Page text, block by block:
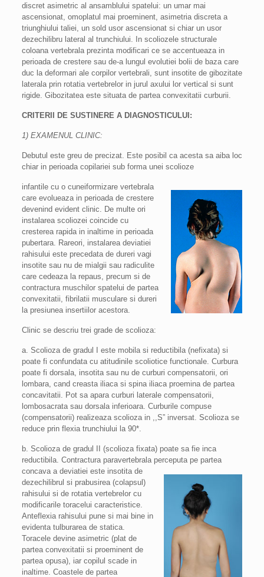
discret asimetric al ansamblului spatelui: un umar mai
ascensionat, omoplatul mai proeminent, asimetria discreta a
triunghiului taliei, un sold usor ascensionat si chiar un usor
dezechilibru lateral al trunchiului. In scoliozele structurale
coloana vertebrala prezinta modificari ce se accentueaza in
perioada de crestere sau de-a lungul evolutiei bolii de baza care
duc la deformari ale corpilor vertebrali, sunt insotite de gibozitate
laterala prin rotatia vertebrelor in jurul axului lor vertical si sunt
rigide. Gibozitatea este situata de partea convexitatii curburii.
CRITERII DE SUSTINERE A DIAGNOSTICULUI:
1) EXAMENUL CLINIC:
Debutul este greu de precizat. Este posibil ca acesta sa aiba loc
chiar in perioada copilariei sub forma unei scolioze
infantile cu o cuneiformizare vertebrala
care evolueaza in perioada de crestere
devenind evident clinic. De multe ori
instalarea scoliozei coincide cu
cresterea rapida in inaltime in perioada
pubertara. Rareori, instalarea deviatiei
rahisului este precedata de dureri vagi
insotite sau nu de mialgii sau radiculite
care cedeaza la repaus, precum si de
contractura muschilor spatelui de partea
convexitatii, fibrilatii musculare si dureri
la presiunea insertiilor acestora.
Clinic se descriu trei grade de scolioza:
a. Scolioza de gradul I este mobila si reductibila (nefixata) si
poate fi confundata cu atitudinile scoliotice functionale. Curbura
poate fi dorsala, insotita sau nu de curburi compensatorii, ori
lombara, cand creasta iliaca si spina iliaca proemina de partea
concavitatii. Pot sa apara curburi laterale compensatorii,
lombosacrata sau dorsala inferioara. Curburile compuse
(compensatorii) realizeaza scolioza in ,,S” inversat. Scolioza se
reduce prin flexia trunchiului la 90*.
b. Scolioza de gradul II (scolioza fixata) poate sa fie inca
reductibila. Contractura paravertebrala perceputa pe partea
concava a deviatiei este insotita de
dezechilibrul si prabusirea (colapsul)
rahisului si de rotatia vertebrelor cu
modificarile toracelui caracteristice.
Anteflexia rahisului pune si mai bine in
evidenta tulburarea de statica.
Toracele devine asimetric (plat de
partea convexitatii si proeminent de
partea opusa), iar copilul scade in
inaltime. Coastele de partea